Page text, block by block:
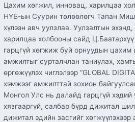
Цахим хөгжил, инновац, харилцаа
НҮБ-ын Суурин төлөөлөгч Тапан
хүлээн авч уулзлаа. Уулзалтын
харилцаа холбооны сайд
гарцгүй хөгжиж буй орнуудын цахим
амжилтыг сурталчлан таниулах,
өргөжүүлэх чиглэлээр “GLOBAL
хэмжээг амжилттай зохион
Монгол Улс нь далайд гарцгүй
хязгааргүй, салбар бүрд дижитал
дижитал эдийн засгийг
хамтран